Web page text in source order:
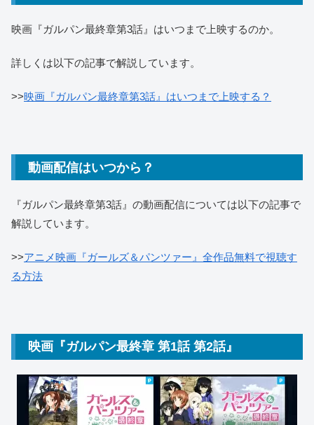
映画『ガルパン最終章第3話』はいつまで上映するのか。
詳しくは以下の記事で解説しています。
>>映画『ガルパン最終章第3話』はいつまで上映する？
動画配信はいつから？
『ガルパン最終章第3話』の動画配信については以下の記事で
解説しています。
>>アニメ映画『ガールズ＆パンツァー』全作品無料で視聴す
る方法
映画『ガルパン最終章 第1話 第2話』